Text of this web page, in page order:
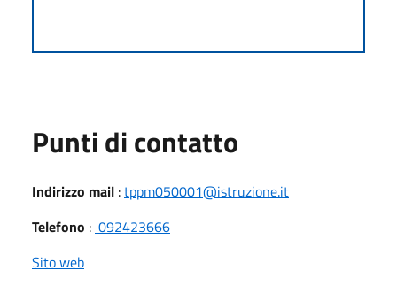
Punti di contatto
Indirizzo mail :tppm050001@istruzione.it
Telefono : 092423666
Sito web